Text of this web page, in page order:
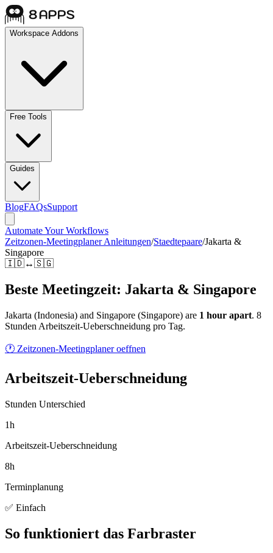
Workspace Addons
Free Tools
Guides
BlogFAQsSupport
Automate Your Workflows
Zeitzonen-Meetingplaner Anleitungen/Staedtepaare/Jakarta &
Singapore
🇮🇩↔🇸🇬
Beste Meetingzeit: Jakarta & Singapore
Jakarta (Indonesia) and Singapore (Singapore) are 1 hour apart. 8
Stunden Arbeitszeit-Ueberschneidung pro Tag.
🕐 Zeitzonen-Meetingplaner oeffnen
Arbeitszeit-Ueberschneidung
Stunden Unterschied
1h
Arbeitszeit-Ueberschneidung
8h
Terminplanung
✅ Einfach
So funktioniert das Farbraster